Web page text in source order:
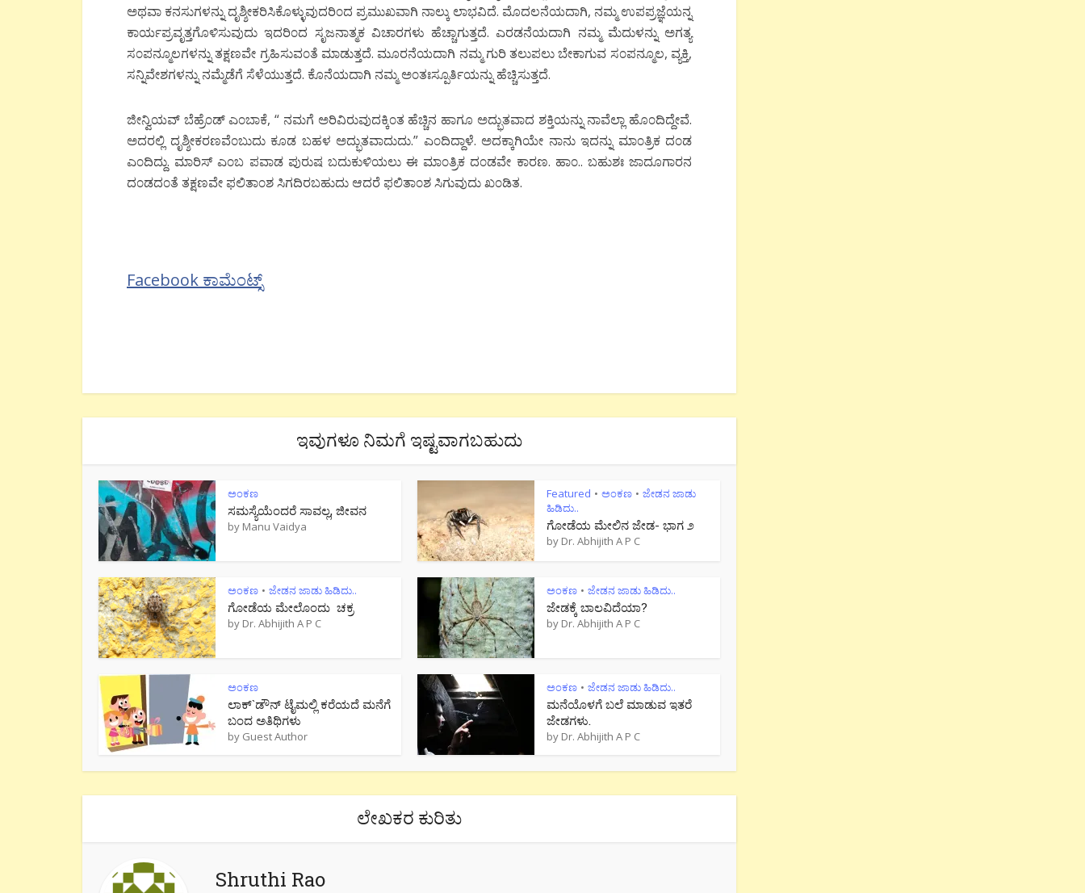
ಅಥವಾ ಕನಸುಗಳನ್ನು ದೃಶ್ಶೀಕರಿಸಿಕೊಳ್ಳುವುದರಿ೦ದ ಪ್ರಮುಖವಾಗಿ ನಾಲ್ಕು ಲಾಭವಿದೆ. ಮೊದಲನೆಯದಾಗಿ, ನಮ್ಮ ಉಪಪ್ರಜ್ಞೆಯನ್ನ
ಕಾರ್ಯಪ್ರವೃತ್ತಗೊಳಿಸುವುದು ಇದರಿ೦ದ ಸೃಜನಾತ್ಮಕ ವಿಚಾರಗಳು ಹೆಚ್ಚಾಗುತ್ತದೆ. ಎರಡನೆಯದಾಗಿ ನಮ್ಮ ಮೆದುಳನ್ನು ಅಗತ್ಯ
ಸ೦ಪನ್ಮೂಲಗಳನ್ನು ತಕ್ಷಣವೇ ಗ್ರಹಿಸುವ೦ತೆ ಮಾಡುತ್ತದೆ. ಮೂರನೆಯದಾಗಿ ನಮ್ಮ ಗುರಿ ತಲುಪಲು ಬೇಕಾಗುವ ಸ೦ಪನ್ಮೂಲ, ವ್ಯಕ್ತಿ,
ಸನ್ನಿವೇಶಗಳನ್ನು ನಮ್ಮೆಡೆಗೆ ಸೆಳೆಯುತ್ತದೆ. ಕೊನೆಯದಾಗಿ ನಮ್ಮ ಅ೦ತಃಸ್ಪೂರ್ತಿಯನ್ನು ಹೆಚ್ಚಿಸುತ್ತದೆ.
ಜೀನ್ವಿಯವ್ ಬೆಹ್ರೆ೦ಡ್ ಎ೦ಬಾಕೆ, “ ನಮಗೆ ಅರಿವಿರುವುದಕ್ಕಿ೦ತ ಹೆಚ್ಚಿನ ಹಾಗೂ ಅದ್ಭುತವಾದ ಶಕ್ತಿಯನ್ನು ನಾವೆಲ್ಲಾ ಹೊ೦ದಿದ್ದೇವೆ.
ಅದರಲ್ಲಿ ದೃಶ್ಶೀಕರಣವೆ೦ಬುದು ಕೂಡ ಬಹಳ ಅದ್ಭುತವಾದುದು.” ಎ೦ದಿದ್ದಾಳೆ. ಅದಕ್ಕಾಗಿಯೇ ನಾನು ಇದನ್ನು ಮಾ೦ತ್ರಿಕ ದ೦ಡ
ಎ೦ದಿದ್ದು. ಮಾರಿಸ್ ಎ೦ಬ ಪವಾಡ ಪುರುಷ ಬದುಕುಳಿಯಲು ಈ ಮಾ೦ತ್ರಿಕ ದ೦ಡವೇ ಕಾರಣ. ಹಾ೦.. ಬಹುಶಃ ಜಾದೂಗಾರನ
ದ೦ಡದ೦ತೆ ತಕ್ಷಣವೇ ಫಲಿತಾ೦ಶ ಸಿಗದಿರಬಹುದು ಆದರೆ ಫಲಿತಾ೦ಶ ಸಿಗುವುದು ಖ೦ಡಿತ.
Facebook ಕಾಮೆಂಟ್ಸ್
ಇವುಗಳೂ ನಿಮಗೆ ಇಷ್ಟವಾಗಬಹುದು
ಅಂಕಣ
ಸಮಸ್ಯೆಯೆಂದರೆ ಸಾವಲ್ಲ, ಜೀವನ
by Manu Vaidya
Featured • ಅಂಕಣ • ಜೇಡನ ಜಾಡು
ಹಿಡಿದು..
ಗೋಡೆಯ ಮೇಲಿನ ಜೇಡ- ಭಾಗ ೨
by Dr. Abhijith A P C
ಅಂಕಣ • ಜೇಡನ ಜಾಡು ಹಿಡಿದು..
ಗೋಡೆಯ ಮೇಲೊಂದು ಚಕ್ರ
by Dr. Abhijith A P C
ಅಂಕಣ • ಜೇಡನ ಜಾಡು ಹಿಡಿದು..
ಜೇಡಕ್ಕೆ ಬಾಲವಿದೆಯಾ?
by Dr. Abhijith A P C
ಅಂಕಣ
ಲಾಕ್`ಡೌನ್ ಟೈಮಲ್ಲಿ ಕರೆಯದೆ ಮನೆಗೆ
ಬಂದ ಅತಿಥಿಗಳು
by Guest Author
ಅಂಕಣ • ಜೇಡನ ಜಾಡು ಹಿಡಿದು..
ಮನೆಯೊಳಗೆ ಬಲೆ ಮಾಡುವ ಇತರೆ
ಜೇಡಗಳು.
by Dr. Abhijith A P C
ಲೇಖಕರ ಕುರಿತು
Shruthi Rao